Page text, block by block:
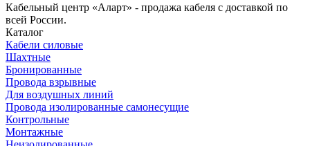
Кабельный центр «Аларт» - продажа кабеля с доставкой по
всей России.
Каталог
Кабели силовые
Шахтные
Бронированные
Провода взрывные
Для воздушных линий
Провода изолированные самонесущие
Контрольные
Монтажные